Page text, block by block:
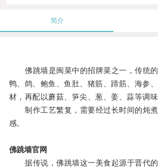
简介
佛跳墙是闽菜中的招牌菜之一，传统的
鸭、鸽、鲍鱼、鱼肚、猪筋、蹄筋、海参
材，再配以蘑菇、笋尖、葱、姜、蒜等调味
制作工艺繁复，需要经过长时间的炖煮
感。
佛跳墙官网
据传说，佛跳墙这一美食起源于晋代的